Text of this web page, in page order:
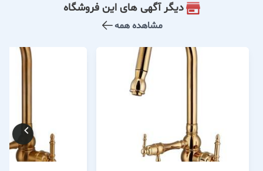
دیگر آگهی های این فروشگاه
مشاهده همه